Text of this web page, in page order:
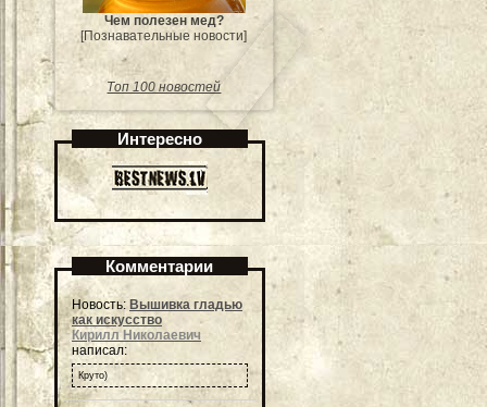
Чем полезен мед?
[Познавательные новости]
Топ 100 новостей
Интересно
Комментарии
Новость: Вышивка гладью
как искусство
Кирилл Николаевич
написал:
Круто)